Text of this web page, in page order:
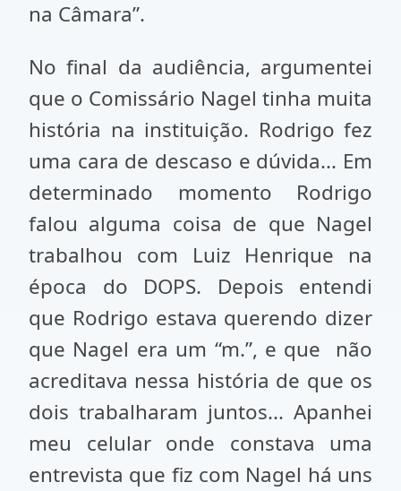
na Câmara”.
No final da audiência, argumentei
que o Comissário Nagel tinha muita
história na instituição. Rodrigo fez
uma cara de descaso e dúvida... Em
determinado momento Rodrigo
falou alguma coisa de que Nagel
trabalhou com Luiz Henrique na
época do DOPS. Depois entendi
que Rodrigo estava querendo dizer
que Nagel era um “m.”, e que não
acreditava nessa história de que os
dois trabalharam juntos... Apanhei
meu celular onde constava uma
entrevista que fiz com Nagel há uns